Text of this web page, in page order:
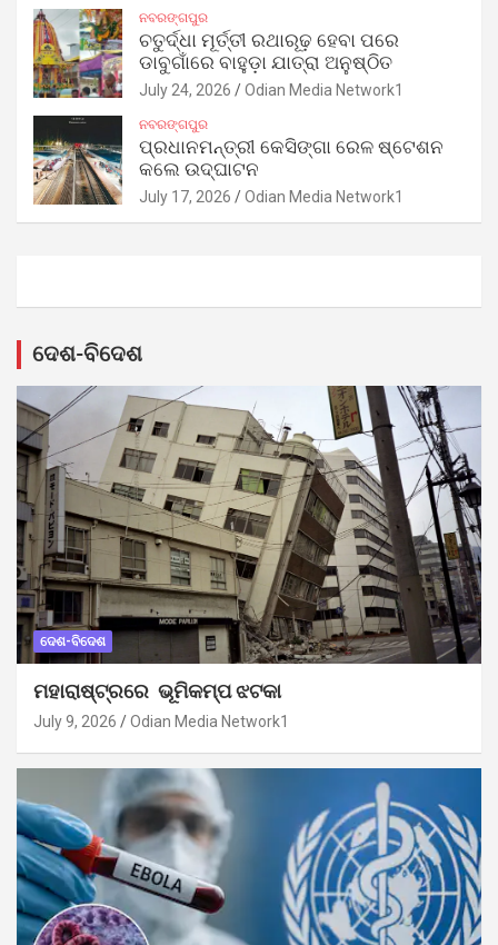
ନବରଙ୍ଗପୁର
ଚତୁର୍ଦ୍ଧା ମୂର୍ତ୍ତୀ ରଥାରୂଢ଼ ହେବା ପରେ
ଡାବୁଗାଁରେ ବାହୁଡ଼ା ଯାତ୍ରା ଅନୁଷ୍ଠିତ
July 24, 2026 Odian Media Network1
ନବରଙ୍ଗପୁର
ପ୍ରଧାନମନ୍ତ୍ରୀ କେସିଙ୍ଗା ରେଳ ଷ୍ଟେଶନ
କଲେ ଉଦ୍‌ଘାଟନ
July 17, 2026 Odian Media Network1
ଦେଶ-ବିଦେଶ
ଦେଶ-ବିଦେଶ
ମହାରାଷ୍ଟ୍ରରେ ଭୂମିକମ୍ପ ଝଟକା
July 9, 2026 Odian Media Network1